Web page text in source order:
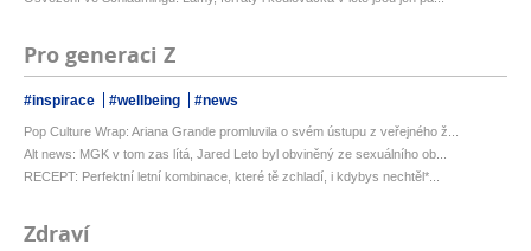
Pro generaci Z
#inspirace #wellbeing #news
Pop Culture Wrap: Ariana Grande promluvila o svém ústupu z veřejného ž...
Alt news: MGK v tom zas lítá, Jared Leto byl obviněný ze sexuálního ob...
RECEPT: Perfektní letní kombinace, které tě zchladí, i kdybys nechtěl*...
Zdraví